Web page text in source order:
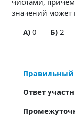
числами,
значений может
A)0 Б)2
Правильный
Ответ